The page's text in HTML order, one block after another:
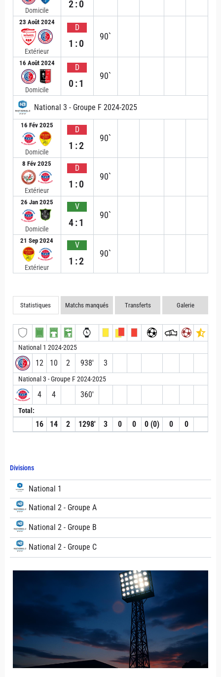
Divisions
National 1
National 2 - Groupe A
National 2 - Groupe B
National 2 - Groupe C
Domicile
2:0
23 Août 2024
Extérieur
D
1:0
90`
16 Août 2024
Domicile
D
0:1
90`
National 3 - Groupe F 2024-2025
16 Fév 2025
Domicile
D
1:2
90`
8 Fév 2025
Extérieur
D
1:0
90`
26 Jan 2025
Domicile
V
4:1
90`
21 Sep 2024
Extérieur
V
1:2
90`
Statistiques Matchs manqués Transferts Galerie
National 1 2024-2025
12 10 2 938′ 3
National 3 - Groupe F 2024-2025
4 4 360′
Total:
16 14 2 1298′ 3 0 0 0 (0) 0 0